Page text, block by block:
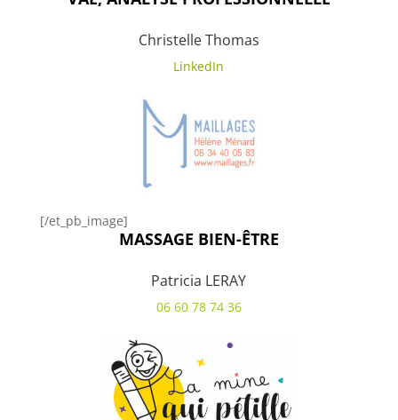
Christelle Thomas
LinkedIn
[/et_pb_image]
MASSAGE BIEN-ÊTRE
Patricia LERAY
06 60 78 74 36